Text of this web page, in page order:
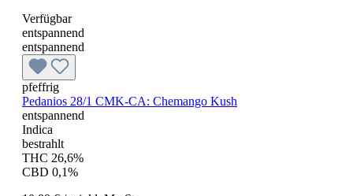
Verfügbar
entspannend
entspannend
pfeffrig
Pedanios 28/1 CMK-CA: Chemango Kush
entspannend
Indica
bestrahlt
THC 26,6%
CBD 0,1%